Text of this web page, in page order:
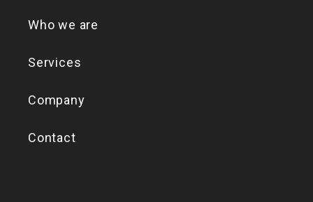
Who we are
Services
Company
Contact